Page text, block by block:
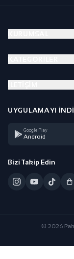
UYGULAMAYI
Google Play
Android
Bizi Takip Edin
© 2026